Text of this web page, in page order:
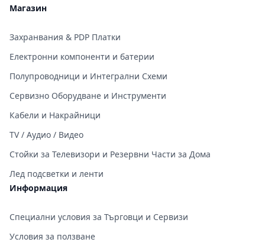
Магазин
Захранвания & PDP Платки
Електронни компоненти и батерии
Полупроводници и Интегрални Схеми
Сервизно Оборудване и Инструменти
Кабели и Накрайници
TV / Аудио / Видео
Стойки за Телевизори и Резервни Части за Дома
Лед подсветки и ленти
Информация
Специални условия за Търговци и Сервизи
Условия за ползване